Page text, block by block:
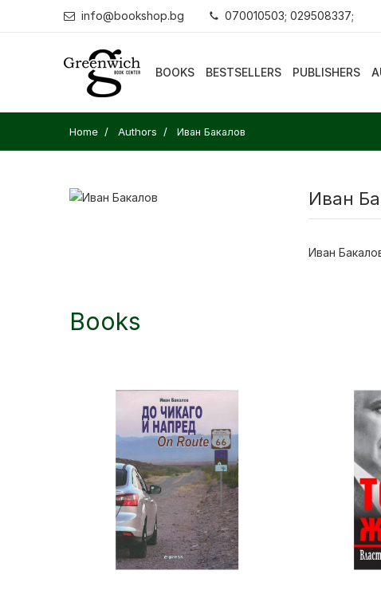
info@bookshop.bg 070010503; 029508337;
BOOKS BESTSELLERS PUBLISHERS
Home Authors Иван Бакалов
Иван
Иван
Books